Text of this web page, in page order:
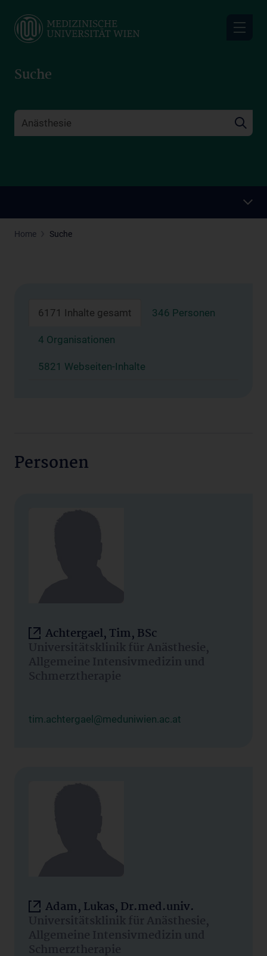
main
Suche
Home Suche
6171 Inhalte gesamt 346 Personen
4 Organisationen
5821 Webseiten-Inhalte
Personen
Achtergael, Tim, BSc
Universitätsklinik für Anästhesie,
Allgemeine Intensivmedizin und
Schmerztherapie
tim.achtergael@meduniwien.ac.at
Adam, Lukas, Dr.med.univ.
Universitätsklinik für Anästhesie,
Allgemeine Intensivmedizin und
Schmerztherapie